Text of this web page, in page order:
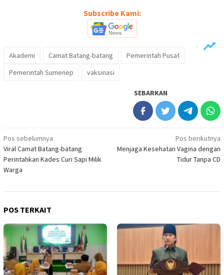
Subscribe Kami:
Akademi Camat Batang-batang
Pemerintah Pusat
Pemerintah Sumenep
vaksinasi
SEBARKAN
Navigasi
pos
Pos sebelumnya
Viral Camat Batang-batang
Perintahkan Kades Curi Sapi Milik
Warga
Pos berikutnya
Menjaga Kesehatan Vagina dengan
Tidur Tanpa CD
POS TERKAIT